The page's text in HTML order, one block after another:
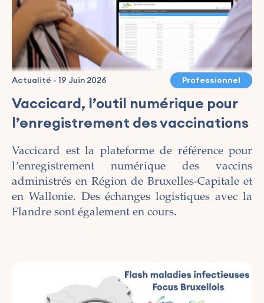
Vaccicard, l’outil numérique pour
l’enregistrement des vaccinations
Actualité - 19 Juin 2026 Professionnel
Vaccicard est la plateforme de référence pour
l’enregistrement numérique des vaccins
administrés en Région de Bruxelles-Capitale et
en Wallonie. Des échanges logistiques avec la
Flandre sont également en cours.